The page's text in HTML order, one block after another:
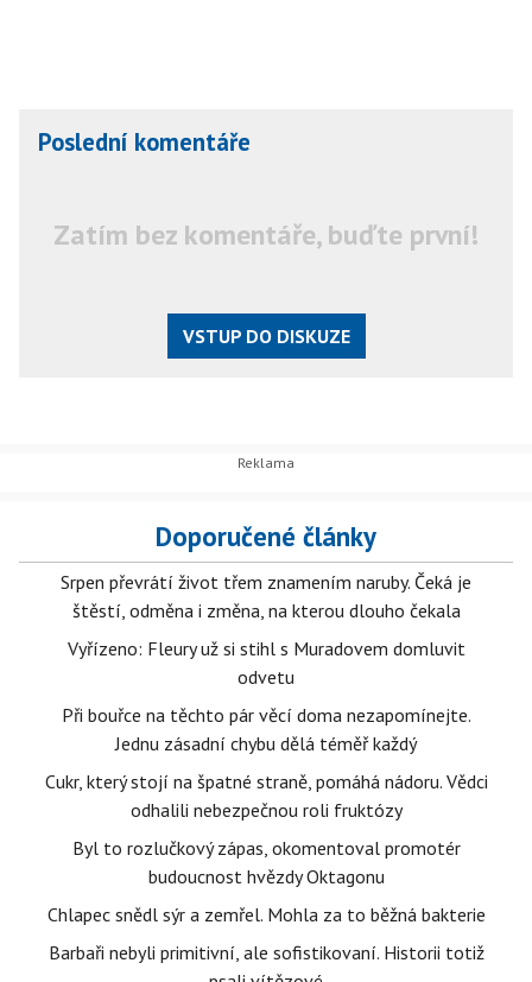
Poslední komentáře
Zatím bez komentáře, buďte první!
VSTUP DO DISKUZE
Doporučené články
Srpen převrátí život třem znamením naruby. Čeká je
štěstí, odměna i změna, na kterou dlouho čekala
Vyřízeno: Fleury už si stihl s Muradovem domluvit
odvetu
Při bouřce na těchto pár věcí doma nezapomínejte.
Jednu zásadní chybu dělá téměř každý
Cukr, který stojí na špatné straně, pomáhá nádoru. Vědci
odhalili nebezpečnou roli fruktózy
Byl to rozlučkový zápas, okomentoval promotér
budoucnost hvězdy Oktagonu
Chlapec snědl sýr a zemřel. Mohla za to běžná bakterie
Barbaři nebyli primitivní, ale sofistikovaní. Historii totiž